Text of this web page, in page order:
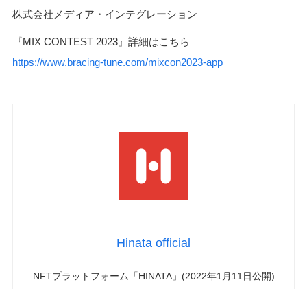
株式会社メディア・インテグレーション
『MIX CONTEST 2023』詳細はこちら
https://www.bracing-tune.com/mixcon2023-app
Hinata official
NFTプラットフォーム「HINATA」(2022年1月11日公開)